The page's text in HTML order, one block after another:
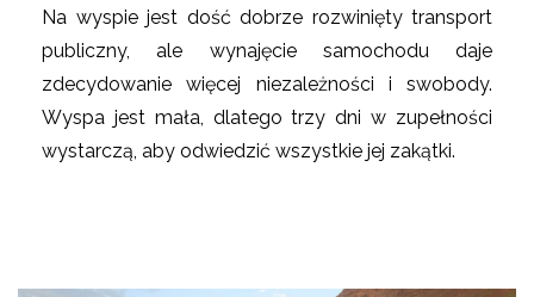
Na wyspie jest dość dobrze rozwinięty transport
publiczny, ale wynajęcie samochodu daje
zdecydowanie więcej niezależności i swobody.
Wyspa jest mała, dlatego trzy dni w zupełności
wystarczą, aby odwiedzić wszystkie jej zakątki.